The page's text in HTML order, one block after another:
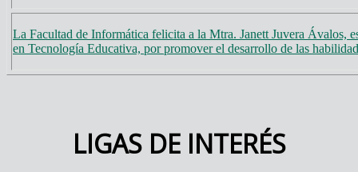
La Facultad de Informática felicita a la Mtra. Janett Juvera Ávalos,
en Tecnología Educativa, por promover el desarrollo de las
LIGAS DE INTERÉS